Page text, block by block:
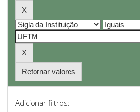
Retornar valores
Adicionar filtros: